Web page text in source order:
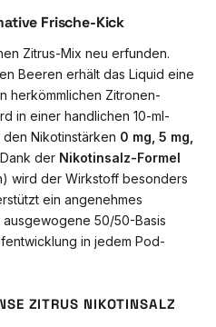
Frische-Kick
Zitrus-Mix neu erfunden.
Beeren erhält das Liquid eine
herkömmlichen Zitronen-
in einer handlichen 10-ml-
Nikotinstärken 0 mg, 5 mg,
der Nikotinsalz-Formel
wird der Wirkstoff besonders
ein angenehmes
50/50-Basis
in jedem Pod-
ZITRUS NIKOTINSALZ